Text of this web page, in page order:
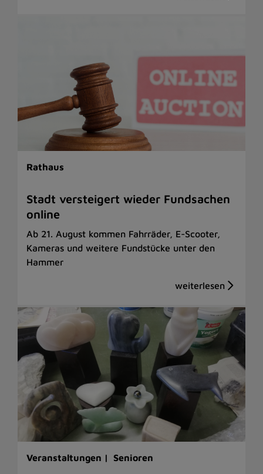
Rathaus
Stadt versteigert wieder Fundsachen
online
Ab 21. August kommen Fahrräder, E-Scooter,
Kameras und weitere Fundstücke unter den
Hammer
Veranstaltungen | Senioren